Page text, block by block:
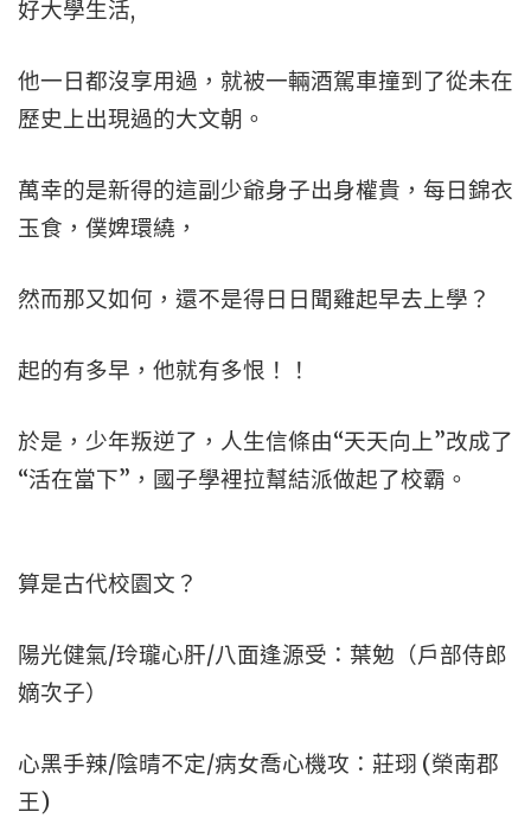
好大學生活,
他一日都沒享用過，就被一輛酒駕車撞到了從未在
歷史上出現過的大文朝。
萬幸的是新得的這副少爺身子出身權貴，每日錦衣
玉食，僕婢環繞，
然而那又如何，還不是得日日聞雞起早去上學？
起的有多早，他就有多恨！！
於是，少年叛逆了，人生信條由“天天向上”改成了
“活在當下”，國子學裡拉幫結派做起了校霸。
算是古代校園文？
陽光健氣/玲瓏心肝/八面逢源受：葉勉（戶部侍郎
嫡次子）
心黑手辣/陰晴不定/病女喬心機攻：莊珝 (榮南郡
王)